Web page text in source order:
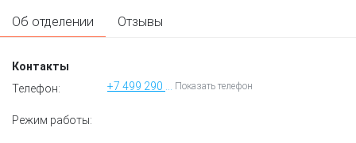
Об отделении Отзывы
Контакты
Телефон:
+7 499 290 79 17 Показать телефон
Режим работы: